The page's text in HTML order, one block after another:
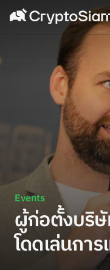
Events
ผู้ก่อตั้งบริ
โดดเล่นกา